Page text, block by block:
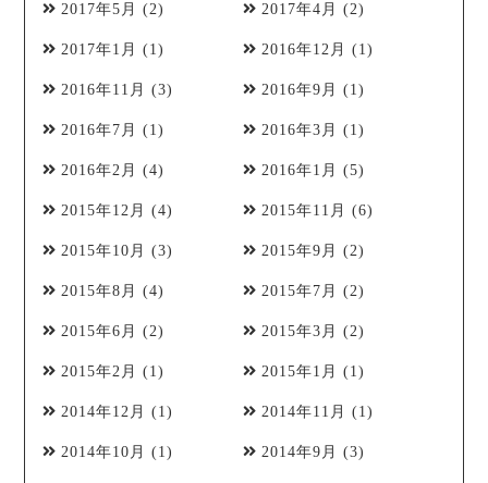
2017年5月 (2) 2017年4月 (2)
2017年1月 (1) 2016年12月 (1)
2016年11月 (3) 2016年9月 (1)
2016年7月 (1) 2016年3月 (1)
2016年2月 (4) 2016年1月 (5)
2015年12月 (4) 2015年11月 (6)
2015年10月 (3) 2015年9月 (2)
2015年8月 (4) 2015年7月 (2)
2015年6月 (2) 2015年3月 (2)
2015年2月 (1) 2015年1月 (1)
2014年12月 (1) 2014年11月 (1)
2014年10月 (1) 2014年9月 (3)